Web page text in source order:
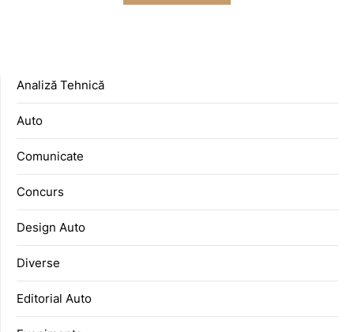
Analiză Tehnică
Auto
Comunicate
Concurs
Design Auto
Diverse
Editorial Auto